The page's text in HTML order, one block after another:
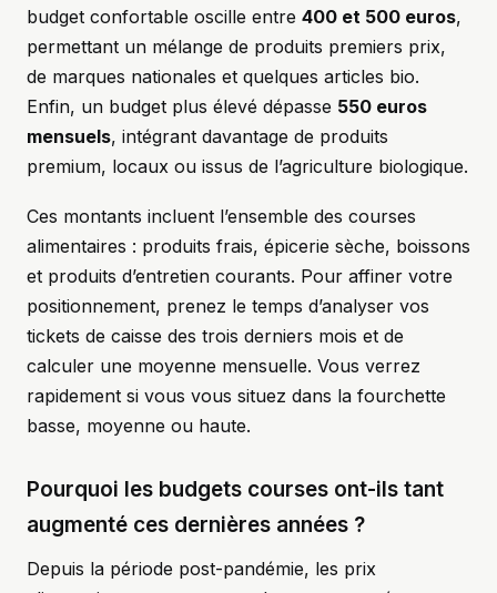
budget confortable oscille entre 400 et 500 euros,
permettant un mélange de produits premiers prix,
de marques nationales et quelques articles bio.
Enfin, un budget plus élevé dépasse 550 euros
mensuels, intégrant davantage de produits
premium, locaux ou issus de l’agriculture biologique.
Ces montants incluent l’ensemble des courses
alimentaires : produits frais, épicerie sèche, boissons
et produits d’entretien courants. Pour affiner votre
positionnement, prenez le temps d’analyser vos
tickets de caisse des trois derniers mois et de
calculer une moyenne mensuelle. Vous verrez
rapidement si vous vous situez dans la fourchette
basse, moyenne ou haute.
Pourquoi les budgets courses ont-ils tant
augmenté ces dernières années ?
Depuis la période post-pandémie, les prix